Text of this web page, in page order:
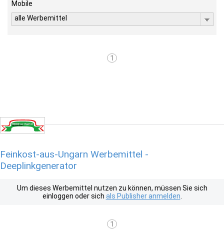
Mobile
alle Werbemittel
1
Feinkost-aus-Ungarn Werbemittel -
Deeplinkgenerator
Um dieses Werbemittel nutzen zu können, müssen Sie sich
einloggen oder sich als Publisher anmelden
1